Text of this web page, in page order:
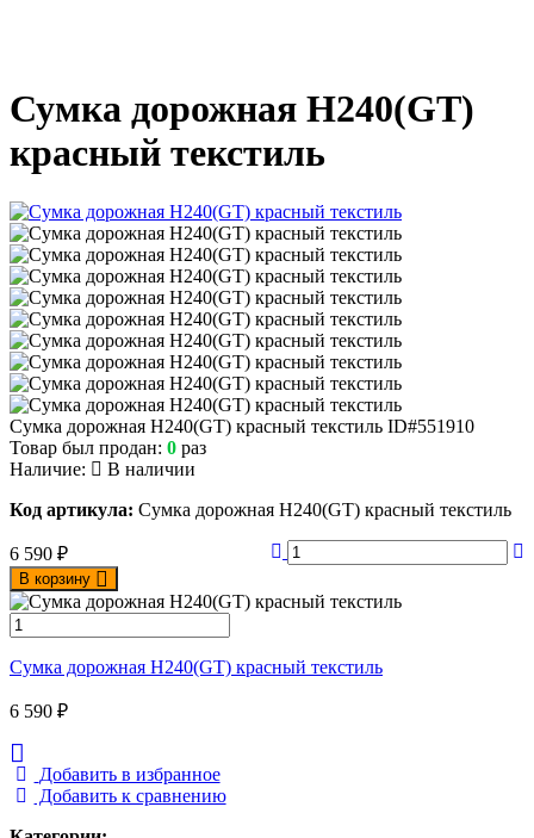
Сумка дорожная Н240(GT)
красный текстиль
Сумка дорожная Н240(GT) красный текстиль ID#551910
Товар был продан: 0 раз
Наличие:
В наличии
Код артикула: Сумка дорожная Н240(GT) красный текстиль
6 590 ₽
В корзину
Сумка дорожная Н240(GT) красный текстиль
6 590 ₽
Добавить в избранное
Добавить к сравнению